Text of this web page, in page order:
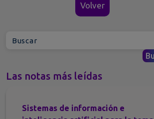
Volver
Las notas más leídas
Sistemas de información e